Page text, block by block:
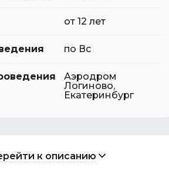
от 12 лет
по Вс
Аэродром
Логиново,
Екатеринбург
к описанию